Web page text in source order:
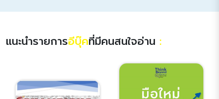
แนะนำรายการอีบุ๊คที่มีคนสนใจอ่าน :